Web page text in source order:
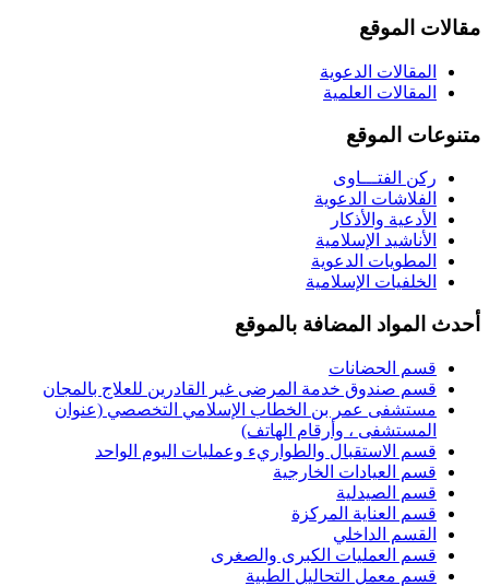
مقالات الموقع
المقالات الدعوية
المقالات العلمية
متنوعات الموقع
ركن الفتـــاوى
الفلاشات الدعوية
الأدعية والأذكار
الأناشيد الإسلامية
المطويات الدعوية
الخلفيات الإسلامية
أحدث المواد المضافة بالموقع
قسم الحضانات
قسم صندوق خدمة المرضى غير القادرين للعلاج بالمجان
مستشفى عمر بن الخطاب الإسلامي التخصصي (عنوان
المستشفى ، وأرقام الهاتف)
قسم الاستقبال والطواريء وعمليات اليوم الواحد
قسم العيادات الخارجية
قسم الصيدلية
قسم العناية المركزة
القسم الداخلي
قسم العمليات الكبرى والصغرى
قسم معمل التحاليل الطبية